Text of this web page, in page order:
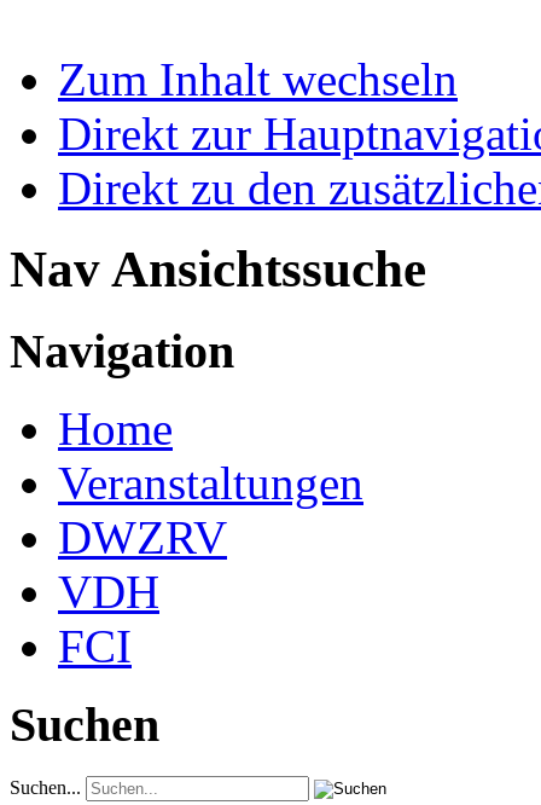
Zum Inhalt wechseln
Direkt zur
Direkt zu den
Nav Ansichtssuche
Navigation
Home
Veranstaltungen
DWZRV
VDH
FCI
Suchen
Suchen...